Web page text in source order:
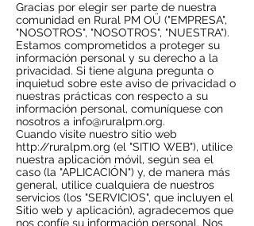
Gracias por elegir ser parte de nuestra
comunidad en Rural PM OÜ ("EMPRESA",
"NOSOTROS", "NOSOTROS", "NUESTRA").
Estamos comprometidos a proteger su
información personal y su derecho a la
privacidad. Si tiene alguna pregunta o
inquietud sobre este aviso de privacidad o
nuestras prácticas con respecto a su
información personal, comuníquese con
nosotros a info@ruralpm.org.
Cuando visite nuestro sitio web
http://ruralpm.org (el "SITIO WEB"), utilice
nuestra aplicación móvil, según sea el
caso (la "APLICACIÓN") y, de manera más
general, utilice cualquiera de nuestros
servicios (los "SERVICIOS", que incluyen el
Sitio web y aplicación), agradecemos que
nos confíe su información personal. Nos